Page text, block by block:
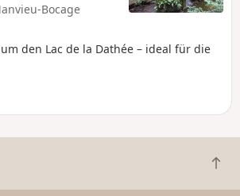
Bocage
den Lac de la Dathée – ideal für die
Z
u